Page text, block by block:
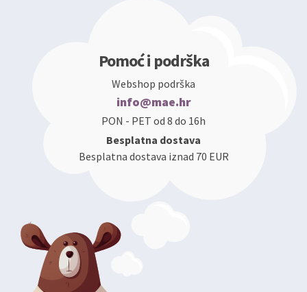
Pomoć i podrška
Webshop podrška
info@mae.hr
PON - PET od 8 do 16h
Besplatna dostava
Besplatna dostava iznad 70 EUR